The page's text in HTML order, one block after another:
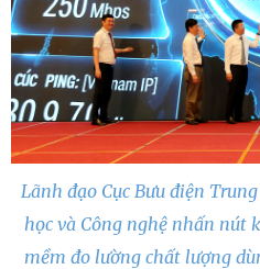
Lãnh đạo Cục Bưu điện
học và Công nghệ nhấn nút
mềm đo lường chất lượng